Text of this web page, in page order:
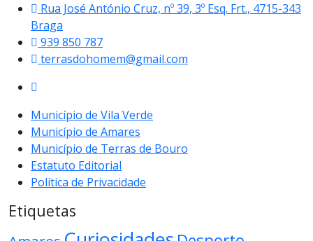
Rua José António Cruz, nº 39, 3º Esq. Frt., 4715-343
Braga
939 850 787
terrasdohomem@gmail.com
Município de Vila Verde
Município de Amares
Município de Terras de Bouro
Estatuto Editorial
Política de Privacidade
Etiquetas